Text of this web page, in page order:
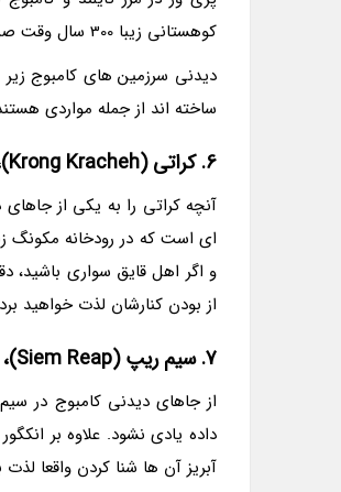
کوهستانی زیبا 300 سال وقت صرف شده و در نهایت به عنوان پیش کشی به یکی از خدایان هندو تقدیم شده است.
دیدنی سرزمین های کامبوج
ساخته اند از جمله مواردی
6. کراتی (Krong Kracheh)، شهر دلفین های رودخانه ای
آنچه کراتی را به یکی از
ای است که در رودخانه مکونگ
و اگر اهل قایق سواری باشید،
از بودن کنارشان لذت خواهید
7. سیم ریپ (Siem Reap)، شهری با جاذبه های دیدنیی فراوان
از جاهای دیدنی کامبوج در
داده یادی نشود. علاوه بر
آبریز آن ها شنا کردن واقعا